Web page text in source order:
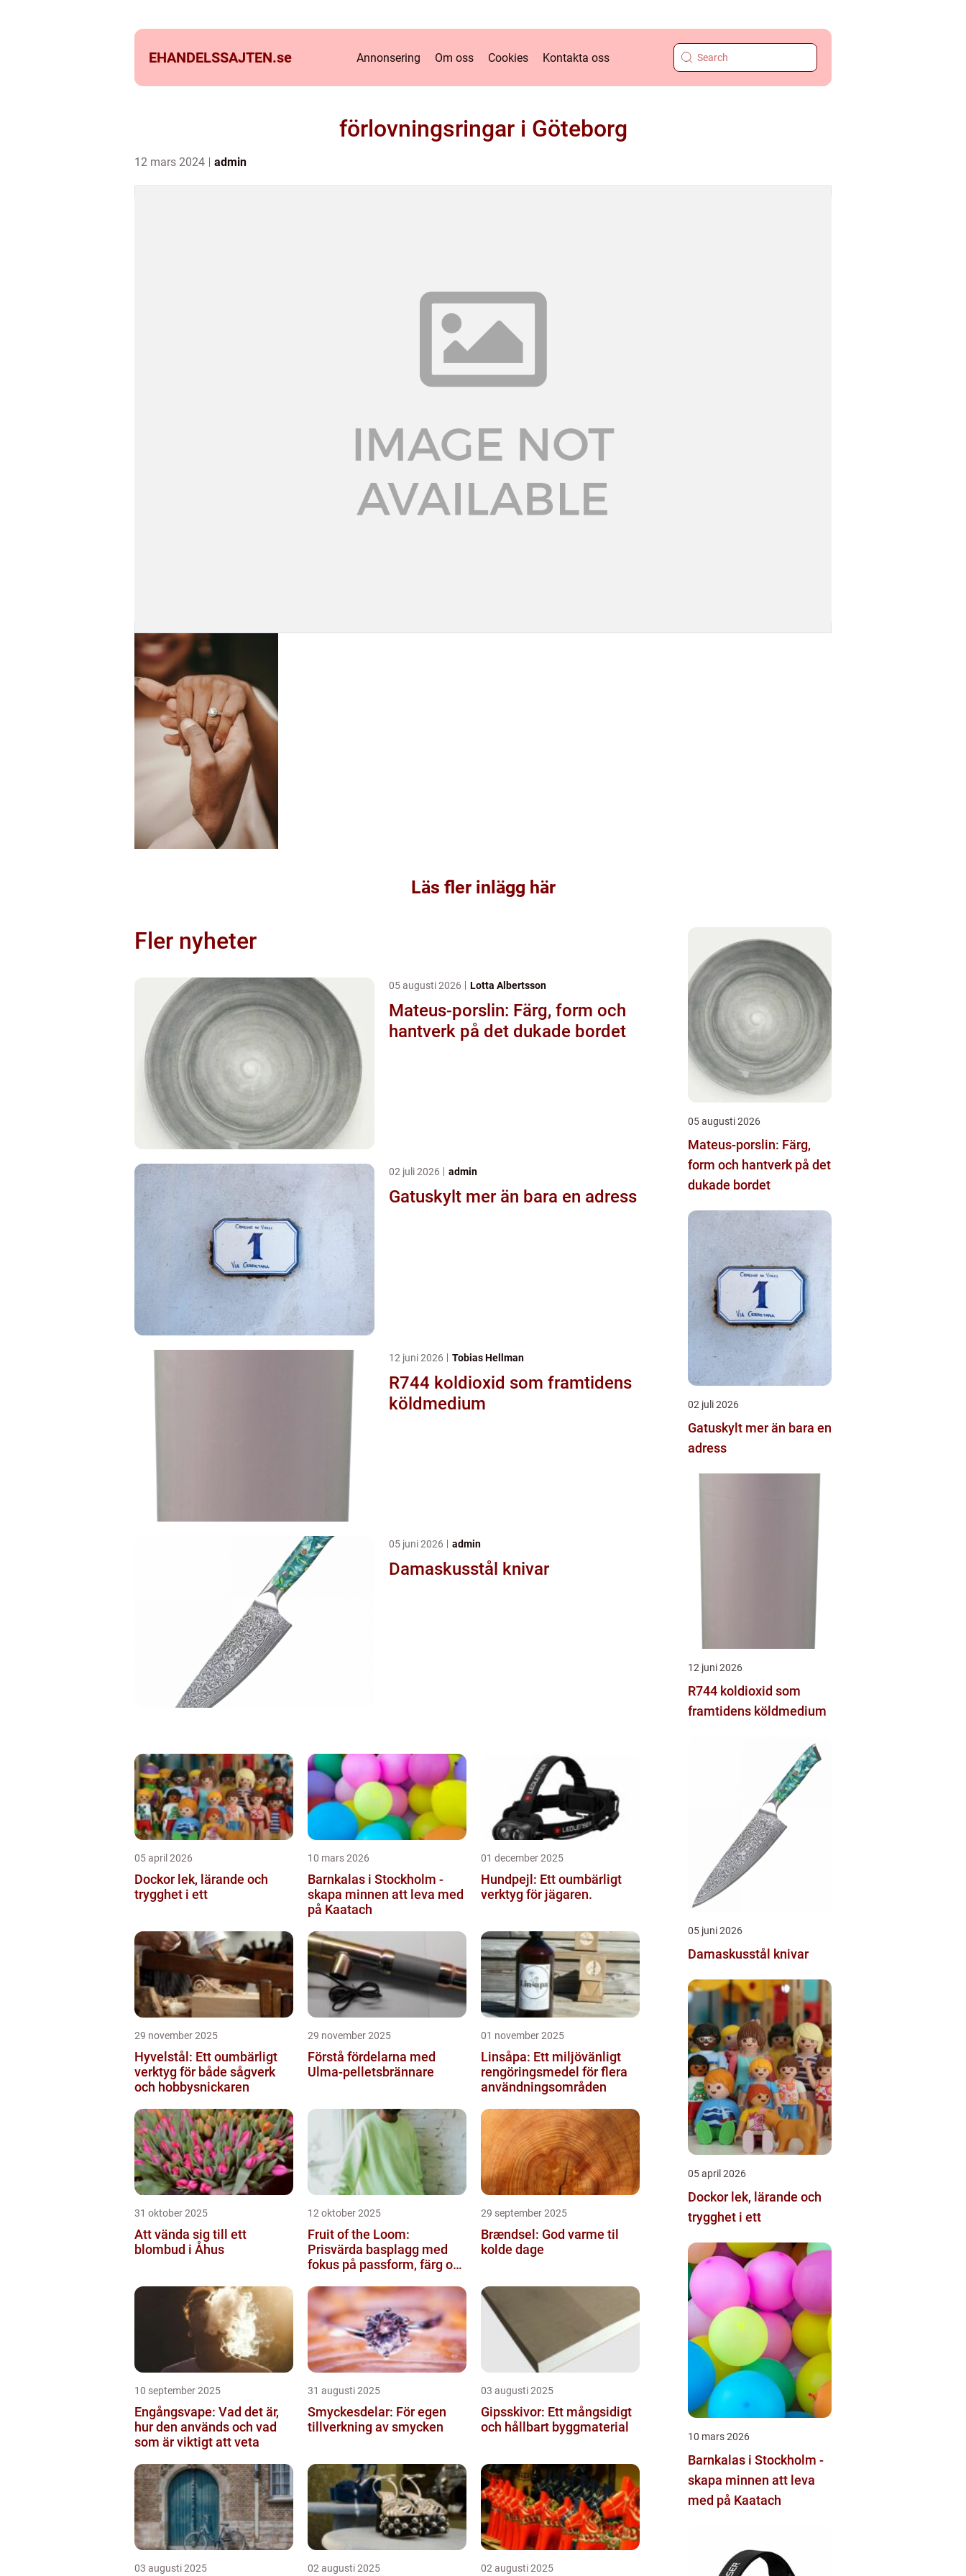
EHANDELSSAJTEN.se Annonsering Om oss Cookies Kontakta oss
förlovningsringar i Göteborg
12 mars 2024 admin
Läs fler inlägg här
Fler nyheter
05 augusti 2026 Lotta Albertsson
Mateus-porslin: Färg, form och
hantverk på det dukade bordet
02 juli 2026 admin
Gatuskylt mer än bara en adress
12 juni 2026 Tobias Hellman
R744 koldioxid som framtidens
köldmedium
05 juni 2026 admin
Damaskusstål knivar
05 april 2026
Dockor lek, lärande och
trygghet i ett
10 mars 2026
Barnkalas i Stockholm -
skapa minnen att leva med
på Kaatach
01 december 2025
Hundpejl: Ett oumbärligt
verktyg för jägaren.
29 november 2025
Hyvelstål: Ett oumbärligt
verktyg för både sågverk
och hobbysnickaren
29 november 2025
Förstå fördelarna med
Ulma-pelletsbrännare
01 november 2025
Linsåpa: Ett miljövänligt
rengöringsmedel för flera
användningsområden
31 oktober 2025
Att vända sig till ett
blombud i Åhus
12 oktober 2025
Fruit of the Loom:
Prisvärda basplagg med
fokus på passform, färg och
29 september 2025
Brændsel: God varme til
kolde dage
10 september 2025
Engångsvape: Vad det är,
hur den används och vad
som är viktigt att veta
31 augusti 2025
Smyckesdelar: För egen
tillverkning av smycken
03 augusti 2025
Gipsskivor: Ett mångsidigt
och hållbart byggmaterial
03 augusti 2025 02 augusti 2025 02 augusti 2025
05 augusti 2026
Mateus-porslin: Färg,
form och hantverk på det
dukade bordet
02 juli 2026
Gatuskylt mer än bara en
adress
12 juni 2026
R744 koldioxid som
framtidens köldmedium
05 juni 2026
Damaskusstål knivar
05 april 2026
Dockor lek, lärande och
trygghet i ett
10 mars 2026
Barnkalas i Stockholm -
skapa minnen att leva
med på Kaatach